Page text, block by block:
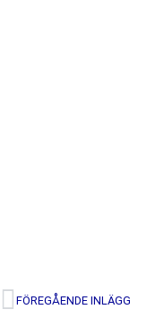
FÖREGÅENDE INLÄGG